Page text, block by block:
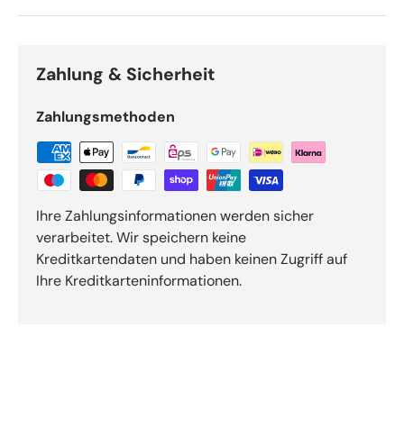
Zahlung & Sicherheit
Zahlungsmethoden
Ihre Zahlungsinformationen werden sicher
verarbeitet. Wir speichern keine
Kreditkartendaten und haben keinen Zugriff auf
Ihre Kreditkarteninformationen.